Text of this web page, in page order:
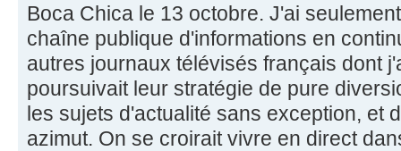
Boca Chica le 13 octobre. J'ai
chaîne publique d'informations en
autres journaux télévisés français dont
poursuivait leur stratégie de pure
les sujets d'actualité sans exception, et
azimut. On se croirait vivre en direct